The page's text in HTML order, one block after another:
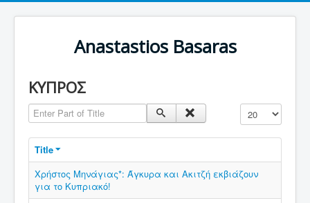
Anastastios Basaras
ΚΥΠΡΟΣ
Enter Part of Title Display #
Title
Χρήστος Μηνάγιας*: Άγκυρα και Ακιτζή εκβιάζουν
για το Κυπριακό!